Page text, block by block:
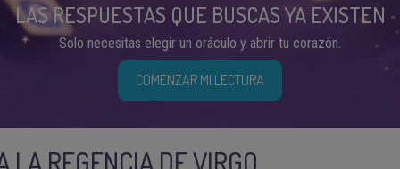
LAS RESPUESTAS QUE BUSCAS YA EXISTEN
Solo necesitas elegir un oráculo y abrir tu corazón.
COMENZAR MI LECTURA